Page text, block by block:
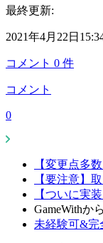
最終更新:
2021年4月22日
コメント 0 件
コメント
0
【変更点多
【要注意】
【ついに実
GameWithか
未経験可&完